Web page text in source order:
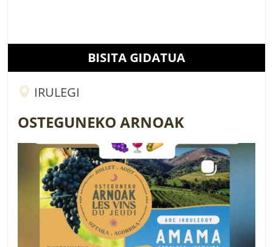
BISITA GIDATUA
IRULEGI
OSTEGUNEKO ARNOAK